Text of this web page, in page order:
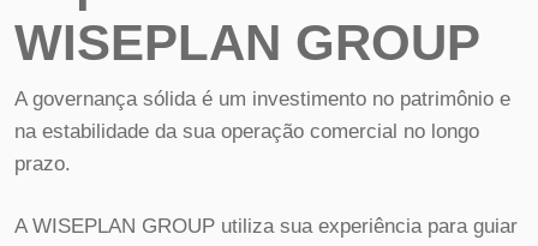
WISEPLAN GROUP
A governança sólida é um investimento no patrimônio e
na estabilidade da sua operação comercial no longo
prazo.
A WISEPLAN GROUP utiliza sua experiência para guiar